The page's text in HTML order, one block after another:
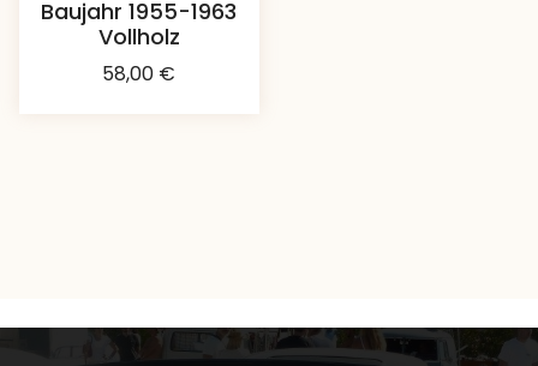
Baujahr 1955-1963
Vollholz
58,00 €